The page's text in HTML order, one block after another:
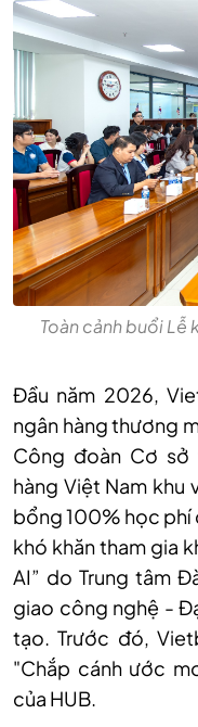
Toàn cảnh buổi Lễ
Đầu năm 2026,
ngân hàng thương
Công đoàn Cơ sở
hàng Việt Nam khu
bổng 100% học phí
khó khăn tham gia
AI” do Trung tâm
giao công nghệ -
tạo. Trước đó,
"Chắp cánh ước
của HUB.